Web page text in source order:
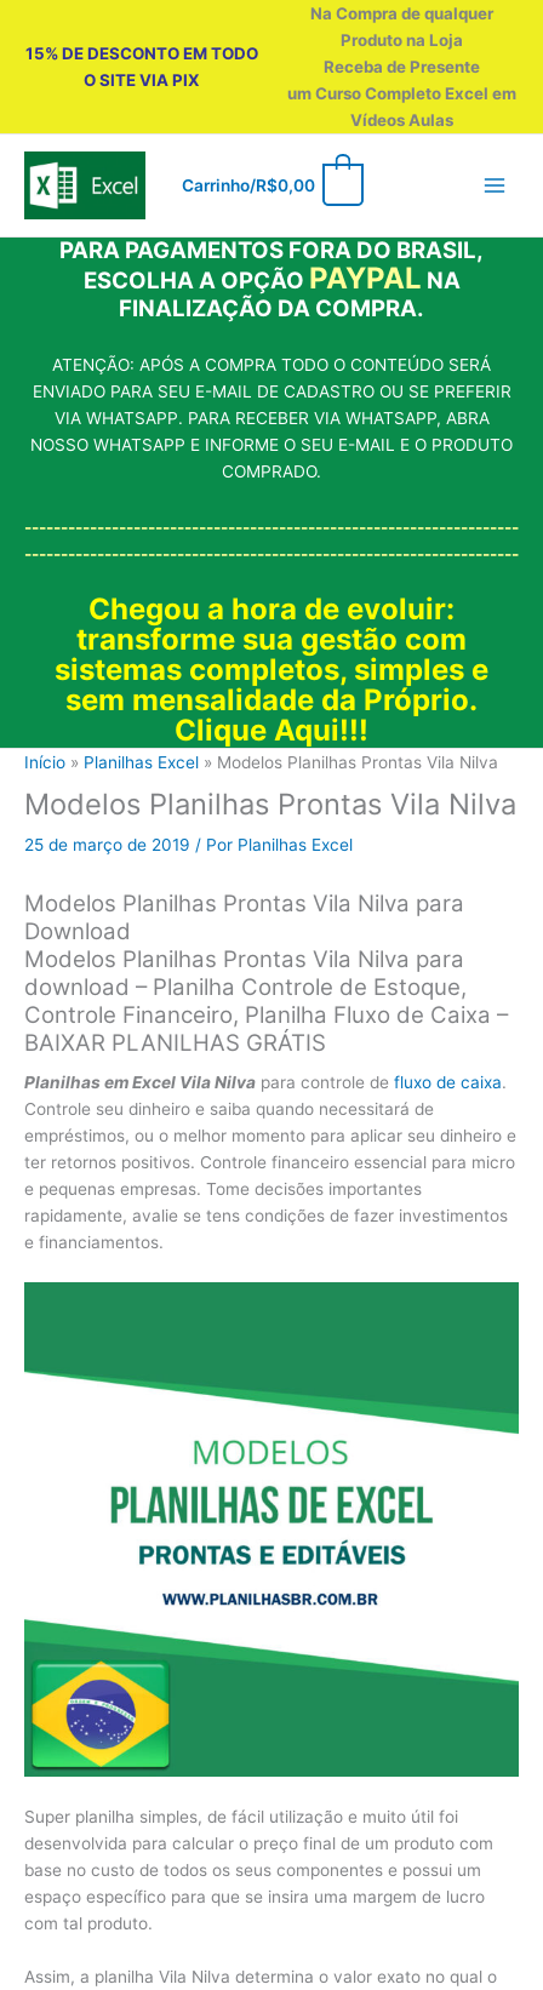
15% DE DESCONTO EM TODO
O SITE VIA PIX
Na Compra de qualquer
Produto na Loja
Receba de Presente
um Curso Completo Excel em
Vídeos Aulas
Carrinho/R$0,00
PARA PAGAMENTOS FORA DO BRASIL,
ESCOLHA A OPÇÃO PAYPAL NA
FINALIZAÇÃO DA COMPRA.
ATENÇÃO: APÓS A COMPRA TODO O CONTEÚDO SERÁ
ENVIADO PARA SEU E-MAIL DE CADASTRO OU SE PREFERIR
VIA WHATSAPP. PARA RECEBER VIA WHATSAPP, ABRA
NOSSO WHATSAPP E INFORME O SEU E-MAIL E O PRODUTO
COMPRADO.
--------------------------------------------------------------------
--------------------------------------------------------------------
Chegou a hora de evoluir:
transforme sua gestão com
sistemas completos, simples e
sem mensalidade da Próprio.
Clique Aqui!!!
Início Planilhas Excel Modelos Planilhas Prontas Vila Nilva
Modelos Planilhas Prontas Vila Nilva
25 de março de 2019 / Por Planilhas Excel
Modelos Planilhas Prontas Vila Nilva para
Download
Modelos Planilhas Prontas Vila Nilva para
download – Planilha Controle de Estoque,
Controle Financeiro, Planilha Fluxo de Caixa –
BAIXAR PLANILHAS GRÁTIS
Planilhas em Excel Vila Nilva para controle de fluxo de caixa.
Controle seu dinheiro e saiba quando necessitará de
empréstimos, ou o melhor momento para aplicar seu dinheiro e
ter retornos positivos. Controle financeiro essencial para micro
e pequenas empresas. Tome decisões importantes
rapidamente, avalie se tens condições de fazer investimentos
e financiamentos.
Super planilha simples, de fácil utilização e muito útil foi
desenvolvida para calcular o preço final de um produto com
base no custo de todos os seus componentes e possui um
espaço específico para que se insira uma margem de lucro
com tal produto.
Assim, a planilha Vila Nilva determina o valor exato no qual o